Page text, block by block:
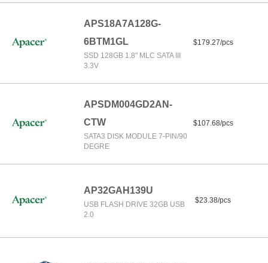
APS18A7A128G-
6BTM1GL
SSD 128GB 1.8" MLC SATA III
3.3V
$179.27/pcs
APSDM004GD2AN-
CTW
SATA3 DISK MODULE 7-PIN/90
DEGRE
$107.68/pcs
AP32GAH139U
USB FLASH DRIVE 32GB USB
2.0
$23.38/pcs